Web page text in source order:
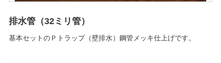
排水管（32ミリ管）
基本セットのＰトラップ（壁排水）鋼管メッキ仕上げです。